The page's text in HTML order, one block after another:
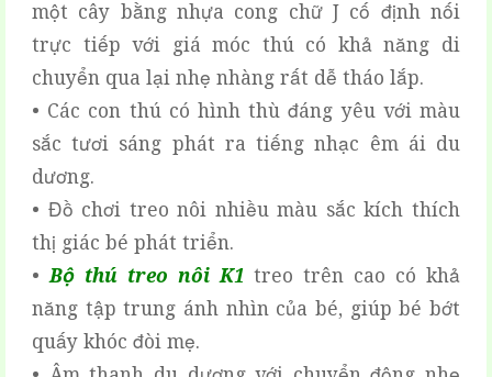
một cây bằng nhựa cong chữ J cố định nối
trực tiếp với giá móc thú có khả năng di
chuyển qua lại nhẹ nhàng rất dễ tháo lắp.
• Các con thú có hình thù đáng yêu với màu
sắc tươi sáng phát ra tiếng nhạc êm ái du
dương.
• Đồ chơi treo nôi nhiều màu sắc kích thích
thị giác bé phát triển.
•Bộ thú treo nôi K1 treo trên cao có khả
năng tập trung ánh nhìn của bé, giúp bé bớt
quấy khóc đòi mẹ.